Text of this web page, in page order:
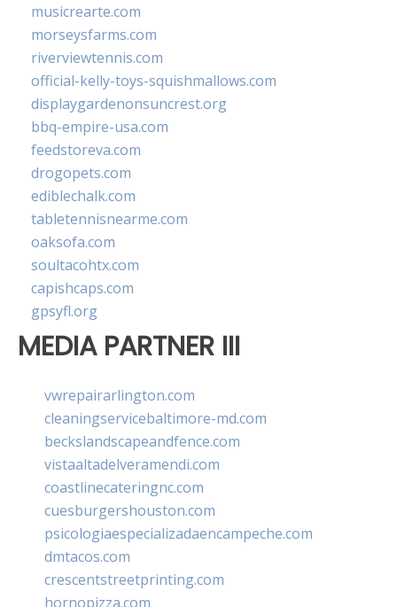
musicrearte.com
morseysfarms.com
riverviewtennis.com
official-kelly-toys-squishmallows.com
displaygardenonsuncrest.org
bbq-empire-usa.com
feedstoreva.com
drogopets.com
ediblechalk.com
tabletennisnearme.com
oaksofa.com
soultacohtx.com
capishcaps.com
gpsyfl.org
MEDIA PARTNER III
vwrepairarlington.com
cleaningservicebaltimore-md.com
beckslandscapeandfence.com
vistaaltadelveramendi.com
coastlinecateringnc.com
cuesburgershouston.com
psicologiaespecializadaencampeche.com
dmtacos.com
crescentstreetprinting.com
hornopizza.com